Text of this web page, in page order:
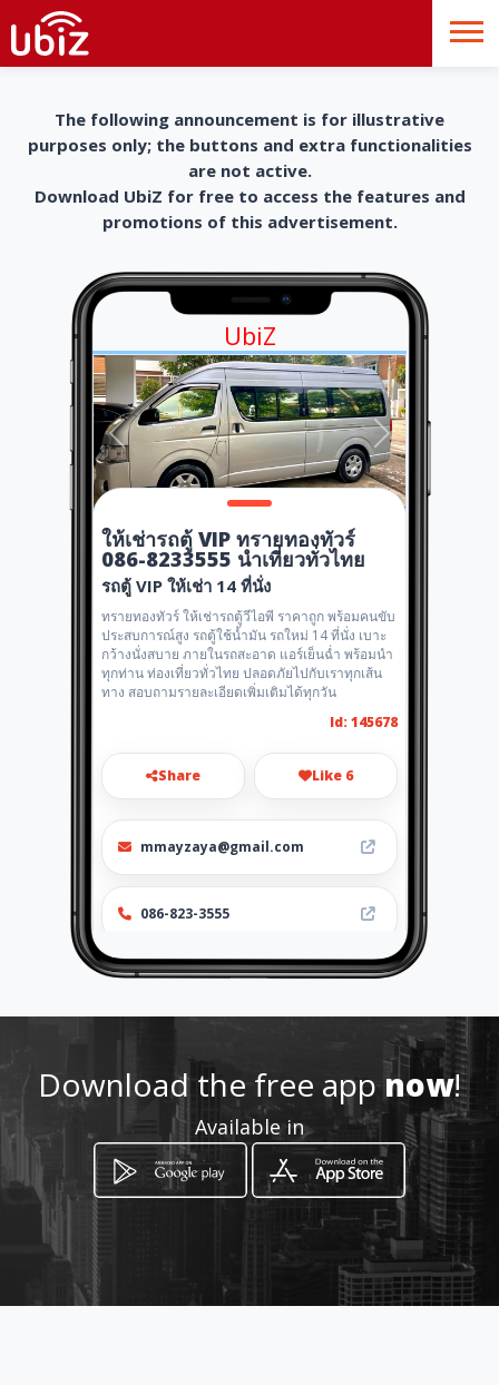
The following announcement is for illustrative
purposes only; the buttons and extra functionalities
are not active.
Download UbiZ for free to access the features and
promotions of this advertisement.
UbiZ
ให้เช่ารถตู้ VIP ทรายทองทัวร์
086-8233555 นำเที่ยวทั่วไทย
รถตู้ VIP ให้เช่า 14 ที่นั่ง
ทรายทองทัวร์ ให้เช่ารถตู้วีไอพี ราคาถูก พร้อมคนขับ
ประสบการณ์สูง รถตู้ใช้น้ำมัน รถใหม่ 14 ที่นั่ง เบาะ
กว้างนั่งสบาย ภายในรถสะอาด แอร์เย็นฉ่ำ พร้อมนำ
ทุกท่าน ท่องเที่ยวทั่วไทย ปลอดภัยไปกับเราทุกเส้น
ทาง สอบถามรายละเอียดเพิ่มเติมได้ทุกวัน
Id: 145678
Share Like 6
mmayzaya@gmail.com
086-823-3555
Location -
25/174-5 ม.2 ถ.เพชรบ้านสวน ซ.9
ต.บ้านสวน อ.เมือง จ.ชลบุรี
Mueang Chon Buri, Chon Buri
Download the free appnow!
Available in